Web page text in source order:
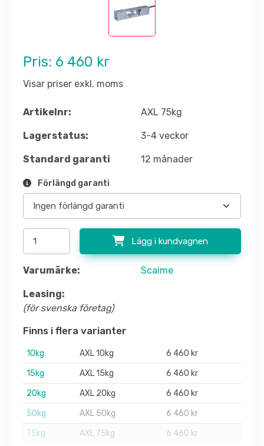
Pris: 6 460 kr
Visar priser exkl. moms
Artikelnr: AXL 75kg
Lagerstatus: 3-4 veckor
Standard garanti 12 månader
Förlängd garanti
Lägg i kundvagnen
Varumärke: Scaime
Leasing:
(för svenska företag)
Finns i flera varianter
10kg AXL 10kg
6 460 kr
15kg
AXL 15kg
6 460 kr
20kg
AXL 20kg
6 460 kr
50kg
AXL 50kg
6 460 kr
75kg
AXL 75kg 6 460 kr